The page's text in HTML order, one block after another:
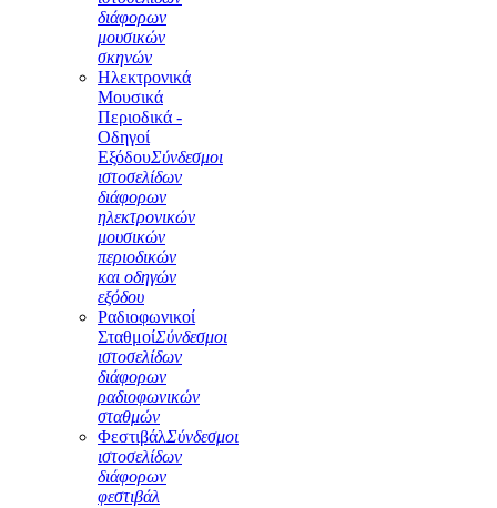
διάφορων
μουσικών
σκηνών
Ηλεκτρονικά
Μουσικά
Περιοδικά -
Οδηγοί
ΕξόδουΣύνδεσμοι
ιστοσελίδων
διάφορων
ηλεκτρονικών
μουσικών
περιοδικών
και οδηγών
εξόδου
Ραδιοφωνικοί
ΣταθμοίΣύνδεσμοι
ιστοσελίδων
διάφορων
ραδιοφωνικών
σταθμών
ΦεστιβάλΣύνδεσμοι
ιστοσελίδων
διάφορων
φεστιβάλ